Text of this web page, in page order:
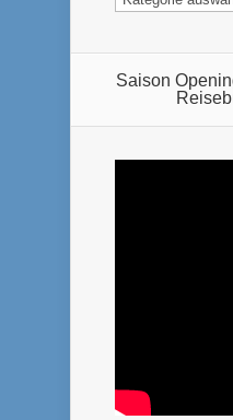
Saison